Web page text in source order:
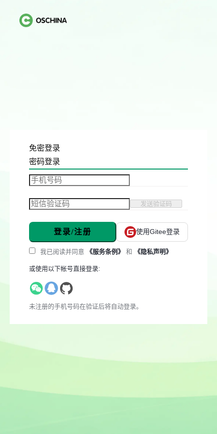
免密登录
密码登录
发送验证码
登录/注册 使用Gitee登录
我已阅读并同意 《服务条例》 和 《隐私声明》
或使用以下帐号直接登录:
未注册的手机号码在验证后将自动登录。